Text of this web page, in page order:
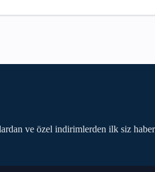
ve özel indirimlerden ilk siz